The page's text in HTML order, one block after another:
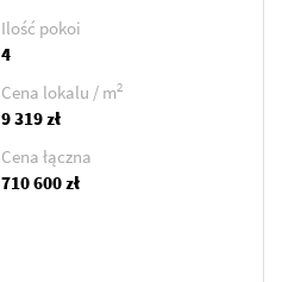
Ilość pokoi
4
Cena lokalu / m2
9 319 zł
Cena łączna
710 600 zł